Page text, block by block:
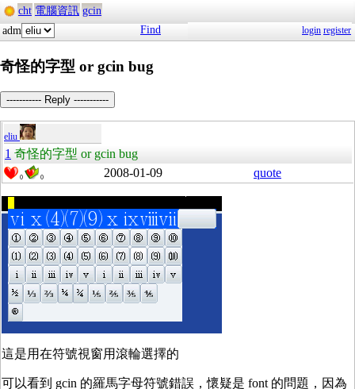
cht 電腦資訊 gcin
adm
Find login register
奇怪的字型 or gcin bug
----------- Reply -----------
eliu
1 奇怪的字型 or gcin bug
0 0 2008-01-09 quote
這是用在符號視窗用滾輪選擇的
可以看到 gcin 的羅馬字母符號錯誤，懷疑是 font 的問題，因為